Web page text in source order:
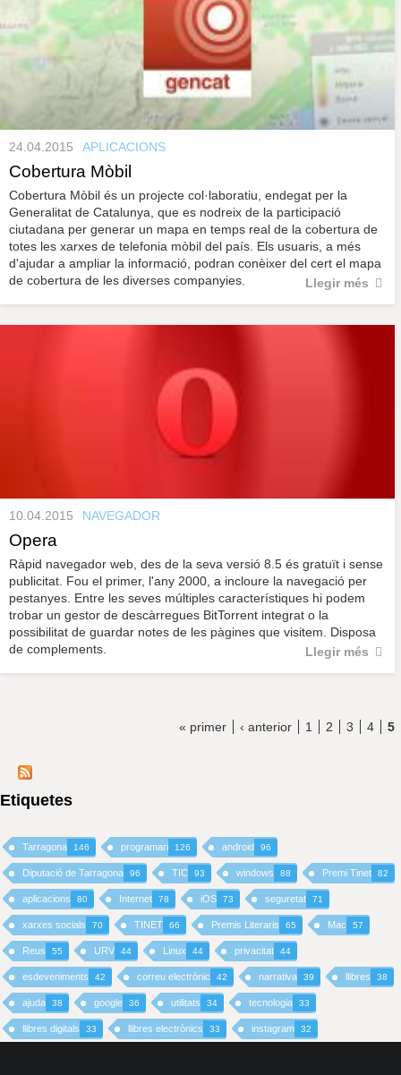
24.04.2015 APLICACIONS
Cobertura Mòbil
Cobertura Mòbil és un projecte col·laboratiu, endegat per la
Generalitat de Catalunya, que es nodreix de la participació
ciutadana per generar un mapa en temps real de la cobertura de
totes les xarxes de telefonia mòbil del país. Els usuaris, a més
d'ajudar a ampliar la informació, podran conèixer del cert el mapa
de cobertura de les diverses companyies.
Llegir més
10.04.2015 NAVEGADOR
Opera
Ràpid navegador web, des de la seva versió 8.5 és gratuït i sense
publicitat. Fou el primer, l'any 2000, a incloure la navegació per
pestanyes. Entre les seves múltiples característiques hi podem
trobar un gestor de descàrregues BitTorrent integrat o la
possibilitat de guardar notes de les pàgines que visitem. Disposa
de complements.
Llegir més
« primer ‹ anterior 1 2 3 4 5
Etiquetes
Tarragona 146 programari 126 android 96
Diputació de Tarragona 96 TIC 93 windows 88 Premi Tinet 82
aplicacions 80 Internet 78 iOS 73 seguretat 71
xarxes socials 70 TINET 66 Premis Literaris 65 Mac 57
Reus 55 URV 44 Linux 44 privacitat 44
esdeveniments 42 correu electrònic 42 narrativa 39 llibres 38
ajuda 38 google 36 utilitats 34 tecnologia 33
llibres digitals 33 llibres electrònics 33 instagram 32